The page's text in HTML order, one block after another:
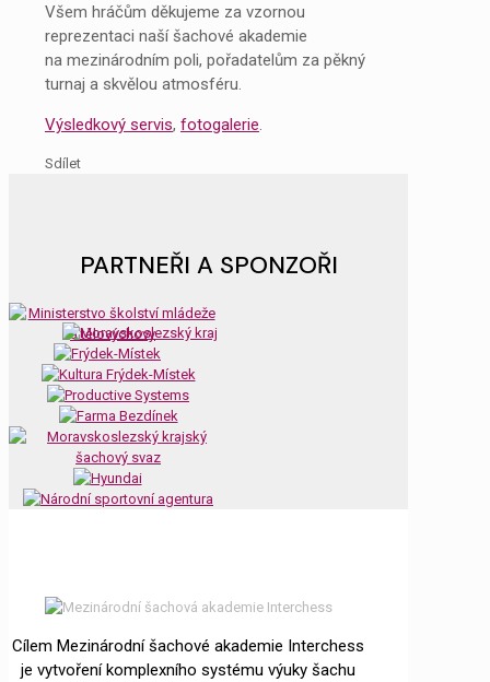
Všem hráčům děkujeme za vzornou
reprezentaci naší šachové akademie
na mezinárodním poli, pořadatelům za pěkný
turnaj a skvělou atmosféru.
Výsledkový servis, fotogalerie.
Sdílet
PARTNEŘI A SPONZOŘI
Cílem Mezinárodní šachové akademie Interchess
je vytvoření komplexního systému výuky šachu